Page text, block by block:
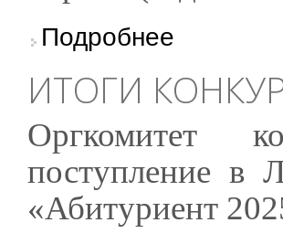
Подробнее
ИТОГИ
Оргкомитет
поступление в
«Абитуриент